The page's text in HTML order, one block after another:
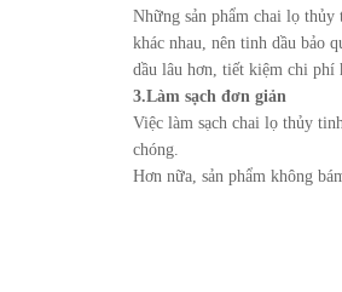
Những sản phẩm chai lọ
khác nhau, nên tinh dầu bảo
dầu lâu hơn, tiết kiệm chi phí
3.Làm sạch đơn giản
Việc làm sạch chai lọ thủy
chóng.
Hơn nữa, sản phẩm không